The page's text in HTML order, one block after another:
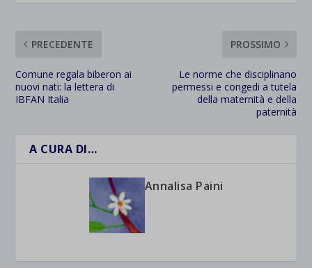
PRECEDENTE
Comune regala biberon ai
nuovi nati: la lettera di
IBFAN Italia
PROSSIMO
Le norme che disciplinano
permessi e congedi a tutela
della maternità e della
paternità
A CURA DI…
Annalisa Paini